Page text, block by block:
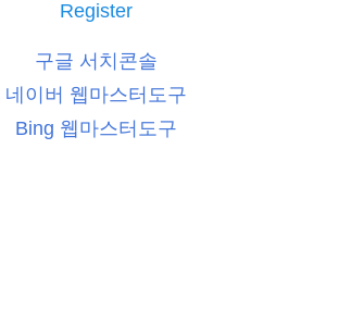
Register
구글 서치콘솔
네이버 웹마스터도구
Bing 웹마스터도구